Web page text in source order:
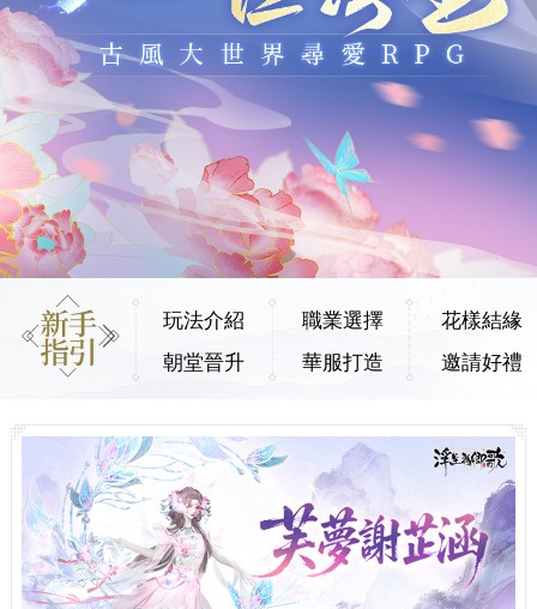
玩法介紹
朝堂晉升
職業選擇
華服打造
花樣結緣
邀請好禮